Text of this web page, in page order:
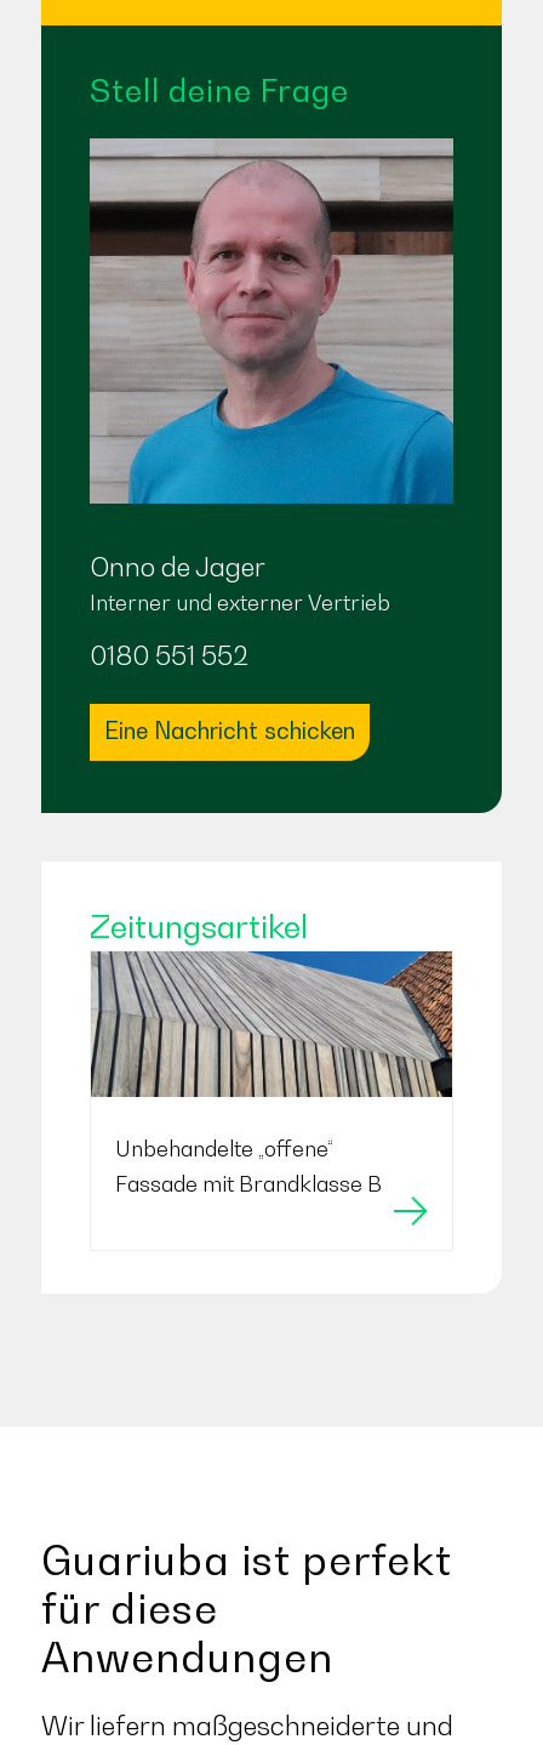
Stell deine Frage
Onno de Jager
Interner und externer Vertrieb
0180 551 552
Eine Nachricht schicken
Zeitungsartikel
Unbehandelte „offene“
Fassade mit Brandklasse B
Guariuba ist perfekt
für diese
Anwendungen
Wir liefern maßgeschneiderte und